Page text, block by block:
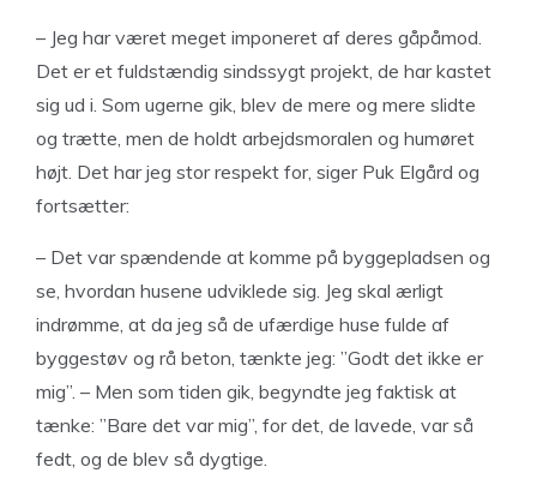
– Jeg har været meget imponeret af deres gåpåmod.
Det er et fuldstændig sindssygt projekt, de har kastet
sig ud i. Som ugerne gik, blev de mere og mere slidte
og trætte, men de holdt arbejdsmoralen og humøret
højt. Det har jeg stor respekt for, siger Puk Elgård og
fortsætter:
– Det var spændende at komme på byggepladsen og
se, hvordan husene udviklede sig. Jeg skal ærligt
indrømme, at da jeg så de ufærdige huse fulde af
byggestøv og rå beton, tænkte jeg: ”Godt det ikke er
mig”. – Men som tiden gik, begyndte jeg faktisk at
tænke: ”Bare det var mig”, for det, de lavede, var så
fedt, og de blev så dygtige.